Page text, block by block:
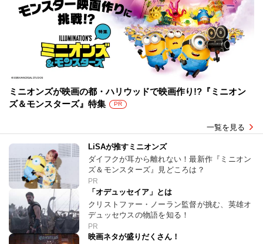
ミニオンズが映画の都・ハリウッドで映画作り!?『ミニオン
ズ＆モンスターズ』特集
PR
一覧を見る
LiSAが推すミニオンズ
ダイフクが耳から離れない！最新作『ミニオン
ズ＆モンスターズ』見どころは？
PR
「オデュッセイア」とは
クリストファー・ノーラン監督が挑む、英雄オ
デュッセウスの物語を知る！
PR
映画ネタが盛りだくさん！